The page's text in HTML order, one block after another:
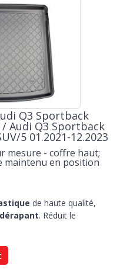
Q3 Sportback
/ Audi Q3 Sportback
5 01.2021-12.2023
mesure - coffre haut;
maintenu en position
de haute qualité,
. Réduit le